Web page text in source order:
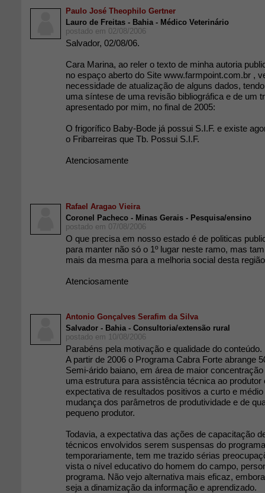
Paulo José Theophilo Gertner
Lauro de Freitas - Bahia - Médico Veterinário
postado em 02/08/2006
Salvador, 02/08/06.
Cara Marina, ao reler o texto de minha autoria
no espaço aberto do Site www.farmpoint.com.br ,
necessidade de atualização de alguns dados,
uma síntese de uma revisão bibliográfica e de um
apresentado por mim, no final de 2005:
O frigorífico Baby-Bode já possui S.I.F. e existe
o Fribarreiras que Tb. Possui S.I.F.
Atenciosamente
Rafael Aragao Vieira
Coronel Pacheco - Minas Gerais - Pesquisa/ensino
postado em 07/08/2006
O que precisa em nosso estado é de politicas
para manter não só o 1º lugar neste ramo, mas
mais da mesma para a melhoria social desta
Atenciosamente
Antonio Gonçalves Serafim da Silva
Salvador - Bahia - Consultoria/extensão rural
postado em 10/08/2006
Parabéns pela motivação e qualidade do conteúdo.
A partir de 2006 o Programa Cabra Forte abrange
Semi-árido baiano, em área de maior
uma estrutura para assistência técnica ao produtor
expectativa de resultados positivos a curto e
mudança dos parâmetros de produtividade e de
pequeno produtor.
Todavia, a expectativa das ações de capacitação
técnicos envolvidos serem suspensas do
temporariamente, tem me trazido sérias
vista o nível educativo do homem do campo,
programa. Não vejo alternativa mais eficaz,
seja a dinamização da informação e aprendizado.